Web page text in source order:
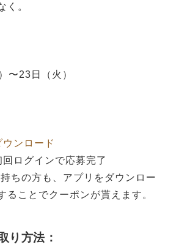
く。
〜23日（火）
ウンロード
回ログインで応募完了
ちの方も、アプリをダウンロー
ることでクーポンが貰えます。
り方法：